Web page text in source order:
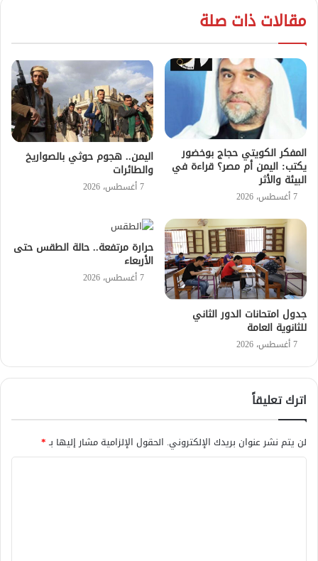
مقالات ذات صلة
المفكر الكويتي حجاج بوخضور
يكتب: اليمن أم مصر؟ قراءة في
البيئة والأثر
7 أغسطس، 2026
اليمن.. هجوم حوثي بالصواريخ
والطائرات
7 أغسطس، 2026
جدول امتحانات الدور الثاني
للثانوية العامة
7 أغسطس، 2026
حرارة مرتفعة.. حالة الطقس حتى
الأربعاء
7 أغسطس، 2026
اترك تعليقاً
لن يتم نشر عنوان بريدك الإلكتروني. الحقول الإلزامية مشار إليها بـ*